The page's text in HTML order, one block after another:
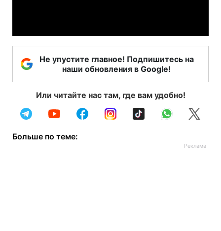
Не упустите главное! Подпишитесь на
наши обновления в Google!
Или читайте нас там, где вам удобно!
Больше по теме: